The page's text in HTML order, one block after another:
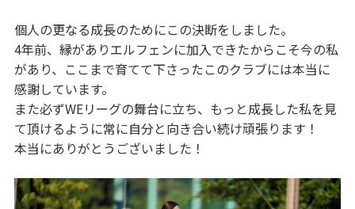
個人の更なる成長のためにこの決断をしました。
4年前、縁がありエルフェンに加入できたからこそ今の私
があり、ここまで育てて下さったこのクラブには本当に
感謝しています。
また必ずWEリーグの舞台に立ち、もっと成長した私を見
て頂けるように常に自分と向き合い続け頑張ります！
本当にありがとうございました！